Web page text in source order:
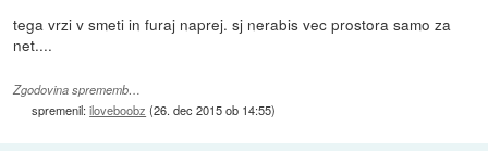
tega vrzi v smeti in furaj naprej. sj nerabis vec prostora samo za
net....
Zgodovina sprememb…
spremenil:iloveboobz (26. dec 2015 ob 14:55)